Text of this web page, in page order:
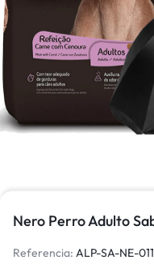
Nero Perro Adulto
Referencia: ALP-SA-NE-011